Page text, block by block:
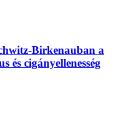
Birkenauban a
és cigányellenesség